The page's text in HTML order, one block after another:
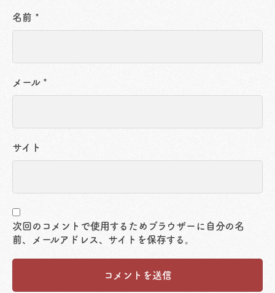
名前 *
メール *
サイト
次回のコメントで使用するためブラウザーに自分の名
前、メールアドレス、サイトを保存する。